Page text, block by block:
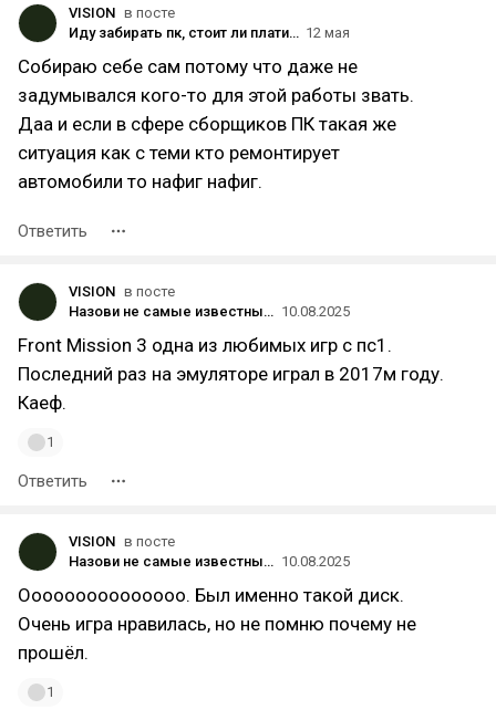
VISION в посте
Иду забирать пк, стоит ли платить за сборку и установку винды? 12 мая
Собираю себе сам потому что даже не
задумывался кого-то для этой работы звать.
Даа и если в сфере сборщиков ПК такая же
ситуация как с теми кто ремонтирует
автомобили то нафиг нафиг.
Ответить
VISION в посте
Назови не самые известные игры из детства, которые помнишь 10.08.2025
Front Mission 3 одна из любимых игр с пс1.
Последний раз на эмуляторе играл в 2017м году.
Каеф.
1
Ответить
VISION в посте
Назови не самые известные игры из детства, которые помнишь 10.08.2025
Ооооооооооооооо. Был именно такой диск.
Очень игра нравилась, но не помню почему не
прошёл.
1